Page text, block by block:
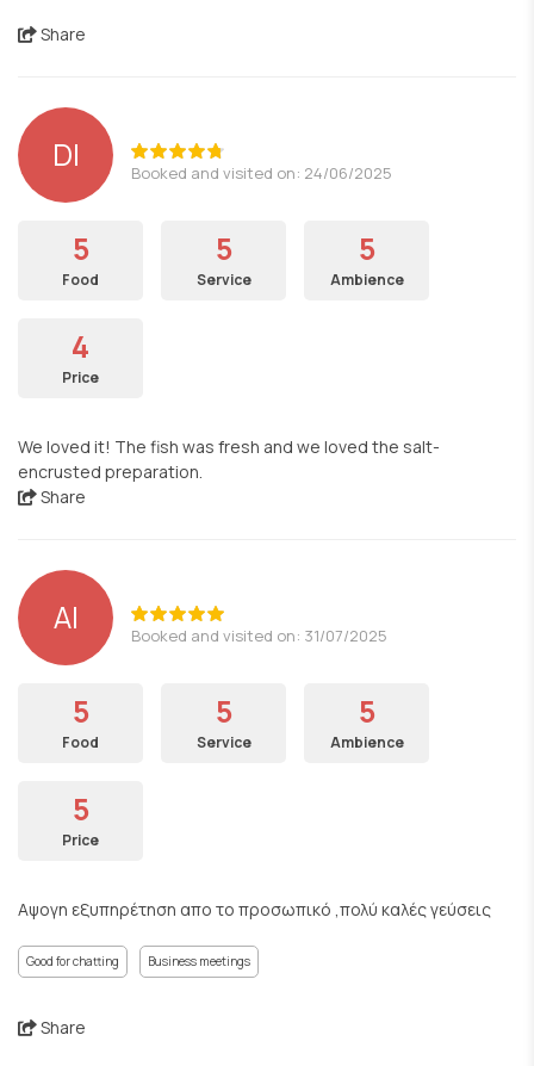
Share
DI Booked and visited on: 24/06/2025
5
Food
5
Service
5
Ambience
4
Price
We loved it! The fish was fresh and we loved the salt-
encrusted preparation.
Share
ΑΙ Booked and visited on: 31/07/2025
5
Food
5
Service
5
Ambience
5
Price
Αψογη εξυπηρέτηση απο το προσωπικό ,πολύ καλές γεύσεις
Good for chatting Business meetings
Share